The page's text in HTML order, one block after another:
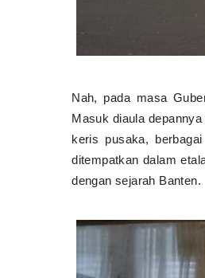
Nah, pada masa
Masuk diaula depannya
keris pusaka,
ditempatkan dalam
dengan sejarah Banten.